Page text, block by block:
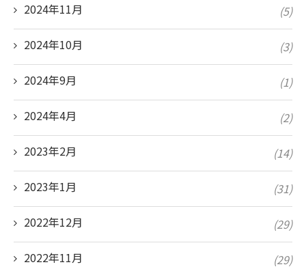
2024年11月 (5)
2024年10月 (3)
2024年9月 (1)
2024年4月 (2)
2023年2月 (14)
2023年1月 (31)
2022年12月 (29)
2022年11月 (29)